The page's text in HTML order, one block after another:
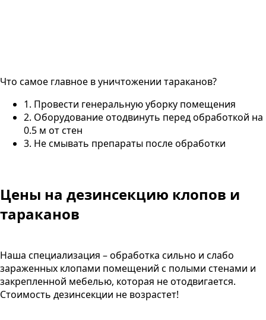
Что самое главное в уничтожении тараканов?
1. Провести генеральную уборку помещения
2. Оборудование отодвинуть перед обработкой на
0.5 м от стен
3. Не смывать препараты после обработки
Цены на дезинсекцию клопов и
тараканов
Наша специализация – обработка сильно и слабо
зараженных клопами помещений с полыми стенами и
закрепленной мебелью, которая не отодвигается.
Стоимость дезинсекции не возрастет!